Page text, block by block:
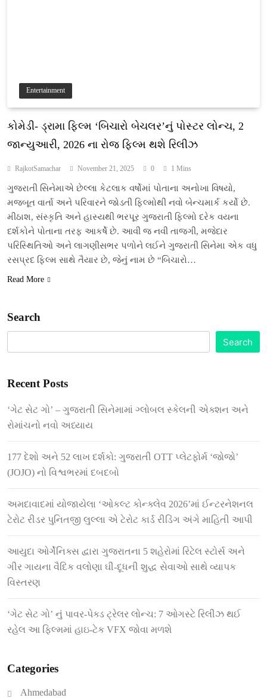
Entertainment
કોમેડી- ડ્રામા ફિલ્મ ‘બિચારો બેચલર’નું પોસ્ટર લોન્ચ, 2
જાન્યુઆરી, 2026 ના રોજ ફિલ્મ થશે રિલીઝ
RajkotSamachar November 21, 2025 0 1 Mins
ગુજરાતી સિનેમાએ છેલ્લા કેટલાક વર્ષોમાં પોતાના અનોખા વિષયો,
મજબૂત વાર્તા અને પરિવારને જોડતી ફિલ્મોથી નવો બેન્ચમાર્ક કર્યો છે.
મીઠાશ, સંસ્કૃતિ અને હાસ્યથી ભરપૂર ગુજરાતી ફિલ્મો દરેક વયના
દર્શકોને પોતાના તરફ આકર્ષે છે. આવી જ નવી તાજગી, મજેદાર
પરિસ્થિતિઓ અને લાગણીસભર પળોને લઈને ગુજરાતી સિનેમા એક વધુ
રસપ્રદ ફિલ્મ સાથે તૈયાર છે, જેનું નામ છે “બિચારો…
Read More
Search
Search
Recent Posts
‘ગેટ સેટ ગો’ – ગુજરાતી સિનેમામાં ગ્લોબલ સ્કેલની એક્શન અને
રોમાંચનો નવો અધ્યાય
177 દેશો અને 52 લાખ દર્શકો: ગુજરાતી OTT પ્લેટફોર્મ ‘જોજો’
(JOJO) નો વિશ્વભરમાં દબદબો
અમદાવાદમાં યોજાયેલા ‘ઓકલ્ટ કોન્ક્લેવ 2026’માં ઈન્ટરનેશનલ
ટેરોટ રીડર પુનિતજી લુલ્લા એ ટેરોટ કાર્ડ રીડિંગ અંગે માહિતી આપી
આયુદા ઓર્ગેનિક્સ દ્વારા ગુજરાતના 5 શહેરોમાં રિટેલ સ્ટોર્સ અને
ગીર ગાયના વૈદિક વલોણા ઘી-દૂધની શુદ્ધ સેવાઓ સાથે વ્યાપક
વિસ્તરણ
‘ગેટ સેટ ગો’ નું પાવર-પેક્ડ ટ્રેલર લોન્ચ: 7 ઓગસ્ટે રિલીઝ થઈ
રહેલ આ ફિલ્મમાં હાઇ-ટેક VFX જોવા મળશે
Categories
Ahmedabad